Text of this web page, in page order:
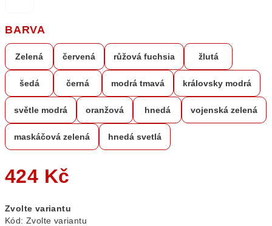
BARVA
Zelená červená růžová fuchsia žlutá
šedá černá modrá tmavá královsky modrá
světle modrá oranžová hnedá vojenská zelená
maskáčová zelená hnedá svetlá
424 Kč
cena:
Zvolte variantu
Kód: Zvolte variantu